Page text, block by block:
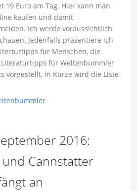
19 Euro am Tag. Hier kann man
kaufen und damit
Ich werde voraussichtlich
Jedenfalls präsentiere ich
für Menschen, die
für Weltenbummler
vorgestellt, in Kürze wird die Liste
2016:
Cannstatter
an